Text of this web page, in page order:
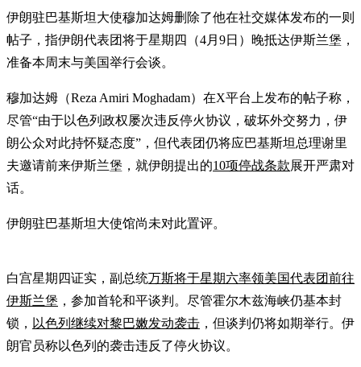
伊朗驻巴基斯坦大使穆加达姆删除了他在社交媒体发布的一则
帖子，指伊朗代表团将于星期四（4月9日）晚抵达伊斯兰堡，
准备本周末与美国举行会谈。
穆加达姆（Reza Amiri Moghadam）在X平台上发布的帖子称，
尽管“由于以色列政权屡次违反停火协议，破坏外交努力，伊
朗公众对此持怀疑态度”，但代表团仍将应巴基斯坦总理谢里
夫邀请前来伊斯兰堡，就伊朗提出的10项停战条款展开严肃对
话。
伊朗驻巴基斯坦大使馆尚未对此置评。
白宫星期四证实，副总统万斯将于星期六率领美国代表团前往
伊斯兰堡 ，参加首轮和平谈判。尽管霍尔木兹海峡仍基本封
锁， 以色列继续对黎巴嫩发动袭击 ，但谈判仍将如期举行。伊
朗官员称以色列的袭击违反了停火协议。